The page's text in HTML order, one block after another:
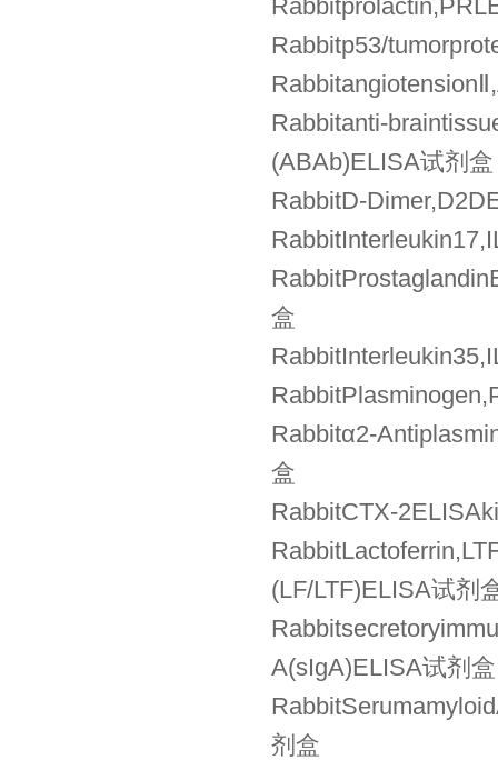
Rabbitp53/
Rabbitanti-
(ABAb)ELISA试剂盒
RabbitD-
盒
Rabbitα2-
盒
RabbitCTX-
(LF/LTF)ELISA试剂
A(sIgA)ELISA试剂盒
剂盒